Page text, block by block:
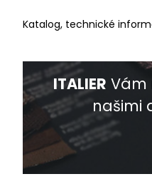
Katalog, technické
ITALIER Vám
našimi